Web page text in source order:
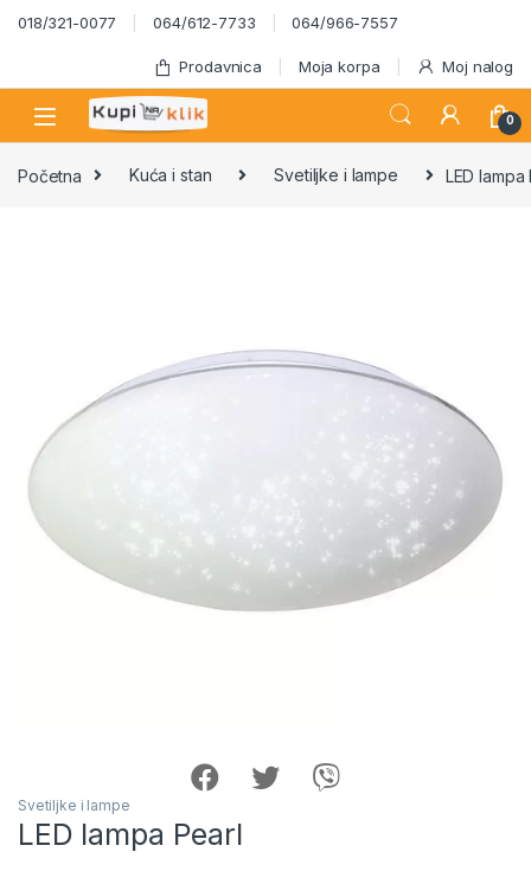
Skip to navigation
Skip to content
018/321-0077 064/612-7733 064/966-7557
Prodavnica Moja korpa Moj nalog
0
Početna Kuća i stan Svetiljke i lampe LED lampa
Svetiljke i lampe
LED lampa Pearl